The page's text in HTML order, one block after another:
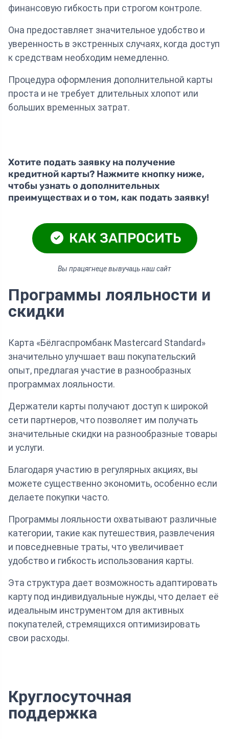
финансовую гибкость при строгом контроле.
Она предоставляет значительное удобство и
уверенность в экстренных случаях, когда доступ
к средствам необходим немедленно.
Процедура оформления дополнительной карты
проста и не требует длительных хлопот или
больших временных затрат.
Хотите подать заявку на получение
кредитной карты? Нажмите кнопку ниже,
чтобы узнать о дополнительных
преимуществах и о том, как подать заявку!
КАК ЗАПРОСИТЬ
Вы працягнеце вывучаць наш сайт
Программы лояльности и
скидки
Карта «Бёлгаспромбанк Mastercard Standard»
значительно улучшает ваш покупательский
опыт, предлагая участие в разнообразных
программах лояльности.
Держатели карты получают доступ к широкой
сети партнеров, что позволяет им получать
значительные скидки на разнообразные товары
и услуги.
Благодаря участию в регулярных акциях, вы
можете существенно экономить, особенно если
делаете покупки часто.
Программы лояльности охватывают различные
категории, такие как путешествия, развлечения
и повседневные траты, что увеличивает
удобство и гибкость использования карты.
Эта структура дает возможность адаптировать
карту под индивидуальные нужды, что делает её
идеальным инструментом для активных
покупателей, стремящихся оптимизировать
свои расходы.
Круглосуточная
поддержка